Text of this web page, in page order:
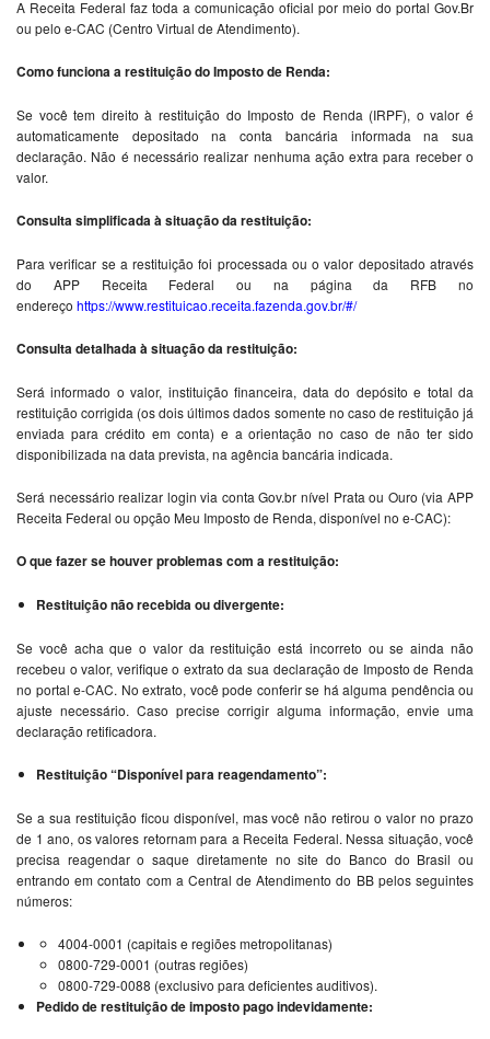
A Receita Federal faz toda a comunicação oficial por meio do portal Gov.Br
ou pelo e-CAC (Centro Virtual de Atendimento).
Como funciona a restituição do Imposto de Renda:
Se você tem direito à restituição do Imposto de Renda (IRPF), o valor é
automaticamente depositado na conta bancária informada na sua
declaração. Não é necessário realizar nenhuma ação extra para receber o
valor.
Consulta simplificada à situação da restituição:
Para verificar se a restituição foi processada ou o valor depositado através
do APP Receita Federal ou na página da RFB no
endereço https://www.restituicao.receita.fazenda.gov.br/#/
Consulta detalhada à situação da restituição:
Será informado o valor, instituição financeira, data do depósito e total da
restituição corrigida (os dois últimos dados somente no caso de restituição já
enviada para crédito em conta) e a orientação no caso de não ter sido
disponibilizada na data prevista, na agência bancária indicada.
Será necessário realizar login via conta Gov.br nível Prata ou Ouro (via APP
Receita Federal ou opção Meu Imposto de Renda, disponível no e-CAC):
O que fazer se houver problemas com a restituição:
Restituição não recebida ou divergente:
Se você acha que o valor da restituição está incorreto ou se ainda não
recebeu o valor, verifique o extrato da sua declaração de Imposto de Renda
no portal e-CAC. No extrato, você pode conferir se há alguma pendência ou
ajuste necessário. Caso precise corrigir alguma informação, envie uma
declaração retificadora.
Restituição “Disponível para reagendamento”:
Se a sua restituição ficou disponível, mas você não retirou o valor no prazo
de 1 ano, os valores retornam para a Receita Federal. Nessa situação, você
precisa reagendar o saque diretamente no site do Banco do Brasil ou
entrando em contato com a Central de Atendimento do BB pelos seguintes
números:
4004-0001 (capitais e regiões metropolitanas)
0800-729-0001 (outras regiões)
0800-729-0088 (exclusivo para deficientes auditivos).
Pedido de restituição de imposto pago indevidamente: